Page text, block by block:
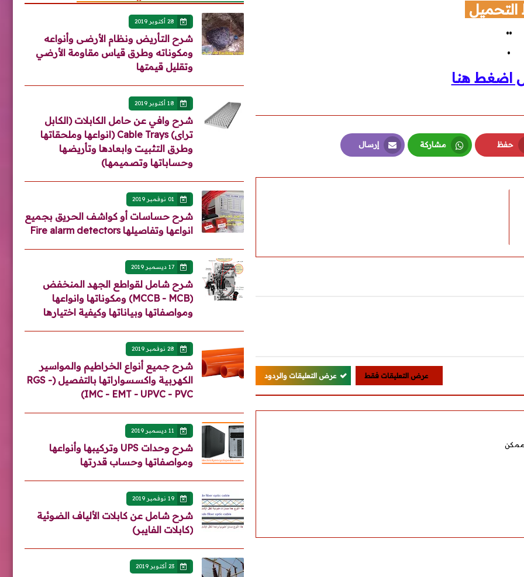
التحميل
..
.
اضغط هنا
حفظ مشاركة إرسال
عرض التعليقات فقط عرض التعليقات والردود
ممكن
28 أكتوبر 2019
شرح التأريض ونظام الأرضى وأنواعه
ومكوناته وطرق قياس مقاومة الأرضي
وتقليل قيمتها
18 أكتوبر 2019
شرح وافي عن حامل الكابلات (الكابل
تراى) Cable Trays (انواعها وملحقاتها
وطرق التثبيت وابعادها وتأريضها
وحساباتها وتصميمها)
01 نوفمبر 2019
شرح حساسات أو كواشف الحريق بجميع
انواعها وتفاصيلها Fire alarm detectors
17 ديسمبر 2019
شرح شامل لقواطع الجهد المنخفض
(MCCB - MCB) ومكوناتها وانواعها
ومواصفاتها وبياناتها وكيفية اختيارها
28 نوفمبر 2019
شرح جميع أنواع الخراطيم والمواسير
الكهربية واكسسواراتها بالتفصيل (RGS -
IMC - EMT - UPVC - PVC)
11 ديسمبر 2019
شرح وحدات UPS وتركيبها وأنواعها
ومواصفاتها وحساب قدرتها
19 نوفمبر 2019
شرح شامل عن كابلات الألياف الضوئية
(كابلات الفايبر)
23 أكتوبر 2019